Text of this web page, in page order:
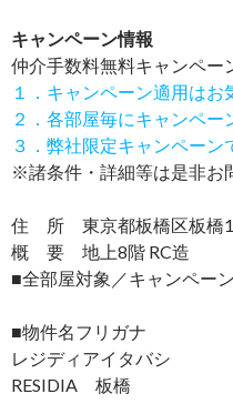
キャンペーン情報
仲介手数料無料キャンペー
１．キャンペーン適用はお
２．各部屋毎にキャンペー
３．弊社限定キャンペーン
※諸条件・詳細等は是非お
住 所 東京都板橋区板橋
概 要 地上8階 RC造
■全部屋対象／キャンペー
■物件名フリガナ
レジディアイタバシ
RESIDIA 板橋